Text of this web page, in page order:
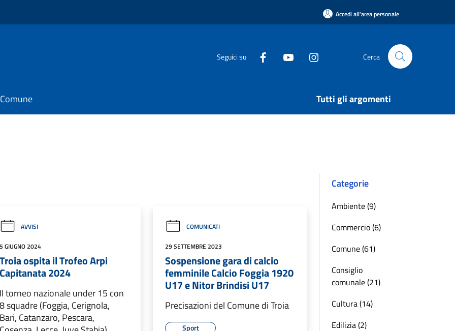
Accedi all'area personale
Seguici su Cerca
Tutti gli argomenti
AVVISI
GIUGNO 2024
ospita il Trofeo Arpi
2024
torneo nazionale under 15 con
squadre (Foggia, Cerignola,
Catanzaro, Pescara,
COMUNICATI
29 SETTEMBRE 2023
Sospensione gara di calcio
femminile Calcio Foggia 1920
U17 e Nitor Brindisi U17
Precisazioni del Comune di Troia
Sport
Categorie
Ambiente (9)
Commercio (6)
Comune (61)
Consiglio
comunale (21)
Cultura (14)
Edilizia (2)